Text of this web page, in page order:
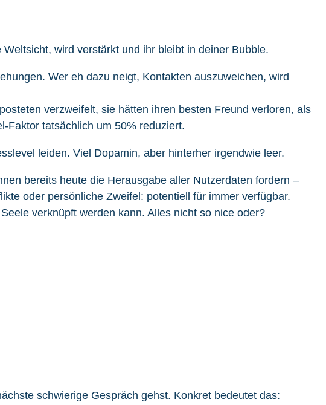
wird verstärkt und ihr bleibt in deiner Bubble.
Wer eh dazu neigt, Kontakten auszuweichen, wird
verzweifelt, sie hätten ihren besten Freund verloren, als
Faktor tatsächlich um 50% reduziert.
leiden. Viel Dopamin, aber hinterher irgendwie leer.
bereits heute die Herausgabe aller Nutzerdaten fordern –
oder persönliche Zweifel: potentiell für immer verfügbar.
verknüpft werden kann. Alles nicht so nice oder?
schwierige Gespräch gehst. Konkret bedeutet das: